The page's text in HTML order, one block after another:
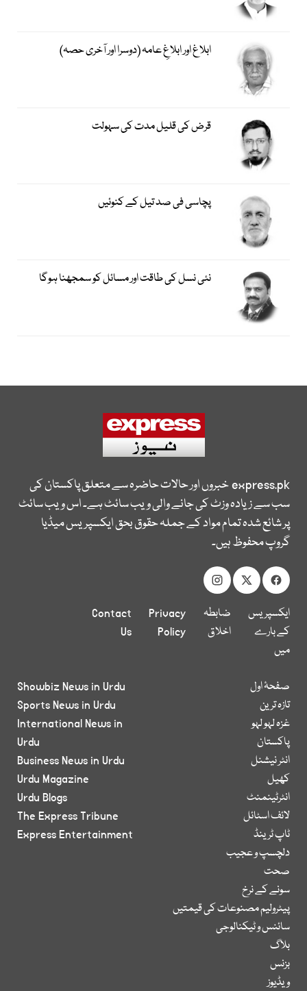
ابلاغ اور ابلاغِ عامہ (دوسرا اور آخری حصہ)
قرض کی قلیل مدت کی سہولت
پچاسی فی صد تیل کے کنوئیں
نئی نسل کی طاقت اور مسائل کو سمجھنا ہوگا
express.pkخبروں اور حالات حاضرہ سے متعلق پاکستان کی
سب سے زیادہ وزٹ کی جانے والی ویب سائٹ ہے۔ اس ویب سائٹ
پر شائع شدہ تمام مواد کے جملہ حقوق بحق ایکسپریس میڈیا
گروپ محفوظ ہیں۔
ایکسپریس
کے بارے
میں
ضابطہ
اخلاق
Privacy
Policy
Contact
Us
صفحۂ اول
تازہ ترین
غزہ لہو لہو
پاکستان
انٹر نیشنل
کھیل
انٹرٹینمنٹ
لائف اسٹائل
ٹاپ ٹرینڈ
دلچسپ و عجیب
صحت
سونے کے نرخ
پیٹرولیم مصنوعات کی قیمتیں
سائنس و ٹیکنالوجی
بلاگ
بزنس
ویڈیوز
Showbiz News in Urdu
Sports News in Urdu
International News in
Urdu
Business News in Urdu
Urdu Magazine
Urdu Blogs
The Express Tribune
Express Entertainment